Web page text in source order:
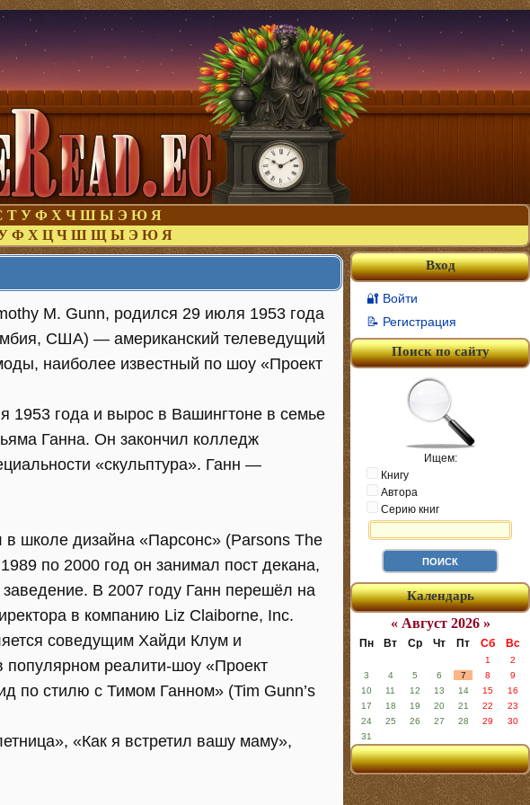
Т У Ф Х Ч Ш Ы Э Ю Я
Ф Х Ц Ч Ш Щ Ы Э Ю Я
M. Gunn, родился 29 июля 1953 года
США) — американский телеведущий
наиболее известный по шоу «Проект
1953 года и вырос в Вашингтоне в семье
Ганна. Он закончил колледж
«скульптура». Ганн —
в школе дизайна «Парсонс» (Parsons The
по 2000 год он занимал пост декана,
заведение. В 2007 году Ганн перешёл на
в компанию Liz Claiborne, Inc.
соведущим Хайди Клум и
популярном реалити-шоу «Проект
по стилю с Тимом Ганном» (Tim Gunn’s
«Как я встретил вашу маму»,
Вход
🔐 Войти
📝 Регистрация
Поиск по сайту
Ищем:
Книгу
Автора
Серию книг
Календарь
« Август 2026 »
Пн Вт Ср Чт Пт Сб Вс
1
2
3
4 5 6 7 8
9
10
11 12 13 14 15
16
17
18 19 20 21 22
23
24
25 26 27 28 29
30
31